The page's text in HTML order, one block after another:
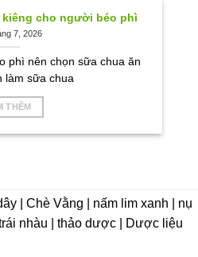
kiêng cho người béo phì
7, 2026
phì nên chọn sữa chua ăn
làm sữa chua
THÊM
| Chè Vằng | nấm lim xanh | nụ
nhàu | thảo dược | Dược liệu